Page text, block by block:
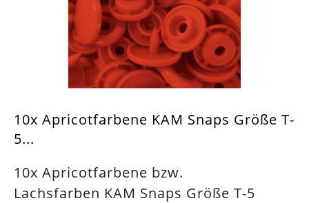
10x Apricotfarbene KAM Snaps Größe T-
5...
10x Apricotfarbene bzw.
Lachsfarben KAM Snaps Größe T-5